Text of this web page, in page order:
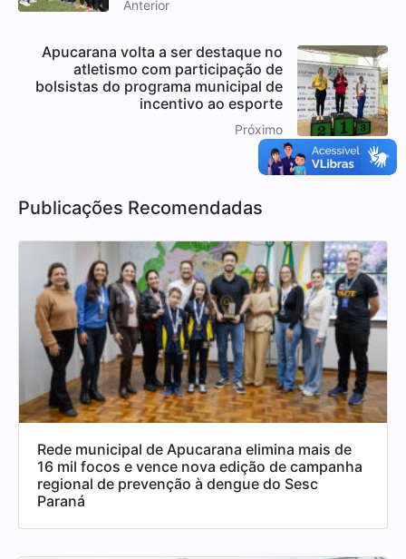
Anterior
Apucarana volta a ser destaque no
atletismo com participação de
bolsistas do programa municipal de
incentivo ao esporte
Próximo
Publicações Recomendadas
Rede municipal de Apucarana elimina mais de
16 mil focos e vence nova edição de campanha
regional de prevenção à dengue do Sesc
Paraná